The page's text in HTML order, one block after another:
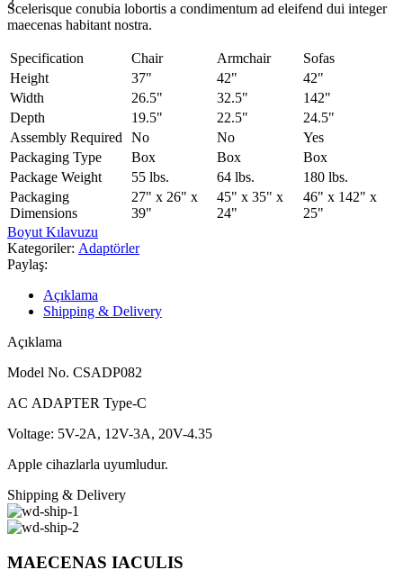
Scelerisque conubia lobortis a condimentum ad eleifend dui integer
maecenas habitant nostra.
Specification Chair Armchair
Sofas
Height
37" 42"
42"
Width
26.5" 32.5"
142"
Depth
19.5" 22.5"
24.5"
Assembly Required No No
Yes
Packaging Type
Box Box
Box
Package Weight
55 lbs. 64 lbs.
180 lbs.
Packaging
Dimensions
27" x 26" x
39"
45" x 35" x
24"
46" x 142" x
25"
Boyut Kılavuzu
Kategoriler: Adaptörler
Paylaş:
Açıklama
Shipping & Delivery
Açıklama
Model No. CSADP082
AC ADAPTER Type-C
Voltage: 5V-2A, 12V-3A, 20V-4.35
Apple cihazlarla uyumludur.
Shipping & Delivery
MAECENAS IACULIS